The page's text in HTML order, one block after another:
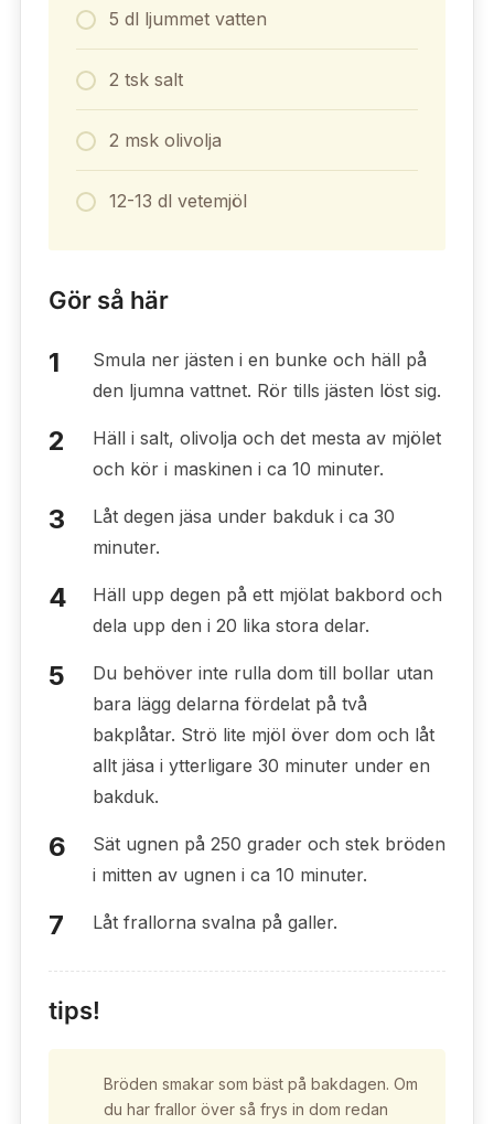
5 dl ljummet vatten
2 tsk salt
2 msk olivolja
12-13 dl vetemjöl
Gör så här
Smula ner jästen i en bunke och häll på
den ljumna vattnet. Rör tills jästen löst sig.
Häll i salt, olivolja och det mesta av mjölet
och kör i maskinen i ca 10 minuter.
Låt degen jäsa under bakduk i ca 30
minuter.
Häll upp degen på ett mjölat bakbord och
dela upp den i 20 lika stora delar.
Du behöver inte rulla dom till bollar utan
bara lägg delarna fördelat på två
bakplåtar. Strö lite mjöl över dom och låt
allt jäsa i ytterligare 30 minuter under en
bakduk.
Sät ugnen på 250 grader och stek bröden
i mitten av ugnen i ca 10 minuter.
Låt frallorna svalna på galler.
tips!
Bröden smakar som bäst på bakdagen. Om
du har frallor över så frys in dom redan